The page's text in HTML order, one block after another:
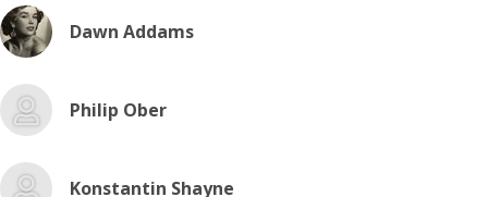
Dawn Addams
Philip Ober
Konstantin Shayne